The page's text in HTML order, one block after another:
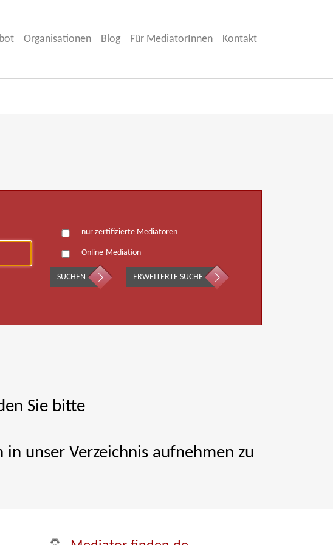
Organisationen Blog Für MediatorInnen Kontakt
nur zertifizierte Mediatoren
Online-Mediation
SUCHEN ERWEITERTE SUCHE
Sie bitte
unser Verzeichnis aufnehmen zu